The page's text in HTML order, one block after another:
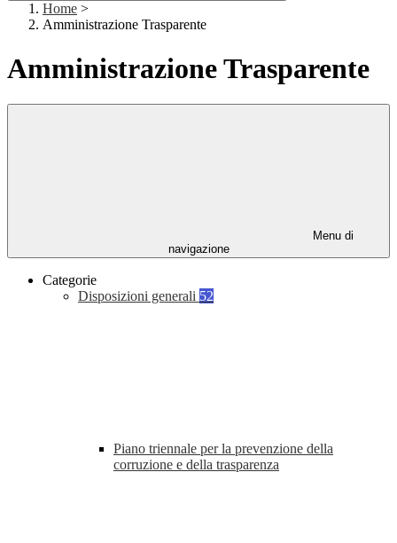
Home >
Amministrazione Trasparente
Amministrazione Trasparente
Menu di
navigazione
Categorie
Disposizioni generali 52
Piano triennale per la prevenzione della
corruzione e della trasparenza